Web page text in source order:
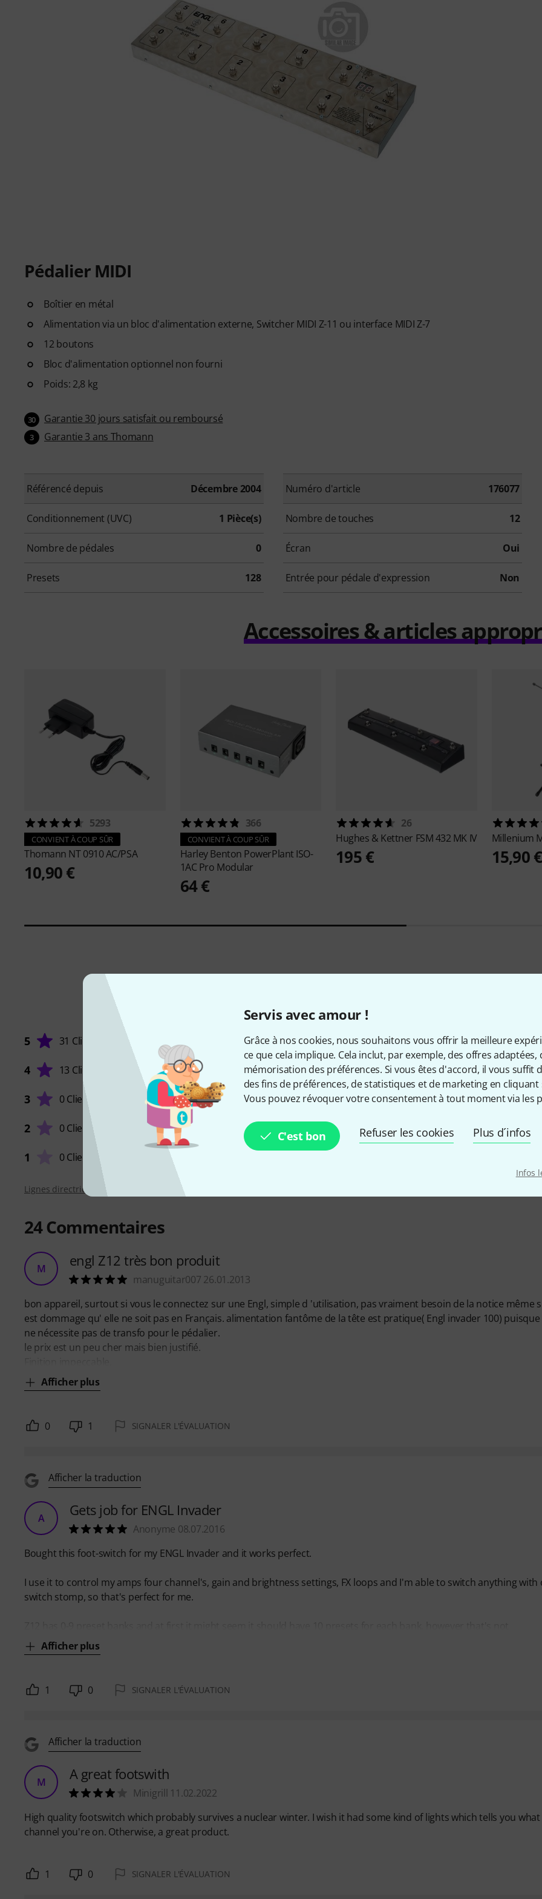
Servis avec amour !
Grâce à nos cookies, nous souhaitons vous offrir la meilleure
ce que cela implique. Cela inclut, par exemple, des offres
mémorisation des préférences. Si vous êtes d'accord, il vous suffit
des fins de préférences, de statistiques et de marketing en
Vous pouvez révoquer votre consentement à tout moment via les
C'est bon Refuser les cookies Plus d´infos
Infos
Pédalier MIDI
Boîtier en métal
Alimentation via un bloc d'alimentation externe, Switcher MIDI Z-11 ou interface MIDI Z-7
12 boutons
Bloc d'alimentation optionnel non fourni
Poids: 2,8 kg
30 Garantie 30 jours satisfait ou remboursé
3 Garantie 3 ans Thomann
Référencé depuis Décembre 2004 Numéro d'article 176077
Conditionnement (UVC) 1 Pièce(s) Nombre de touches 12
Nombre de pédales 0 Écran Oui
Presets 128 Entrée pour pédale d'expression Non
Accessoires & articles
5293
CONVIENT À COUP SÛR
Thomann NT 0910 AC/PSA
10,90 €
366
CONVIENT À COUP SÛR
Harley Benton PowerPlant ISO-
1AC Pro Modular
64 €
26
Hughes & Kettner FSM 432 MK IV
195 €
Millenium
15,90 €
5 31 Clients
4 13 Clients
3 0 Clients
2 0 Clients
1 0 Clients
4.7/ 5
UTILISATION
QUALITÉ DE FABRICATION
Lignes directrices d'évaluation
24Commentaires
M engl Z12 très bon produit
manuguitar007 26.01.2013
bon appareil, surtout si vous le connectez sur une Engl, simple d 'utilisation, pas vraiment besoin de la notice même
est dommage qu' elle ne soit pas en Français. alimentation fantôme de la tête est pratique( Engl invader 100) puisque
ne nécessite pas de transfo pour le pédalier.
le prix est un peu cher mais bien justifié.
Afficher plus
0 1 SIGNALER L'ÉVALUATION
Afficher la traduction
A Gets job for ENGL Invader
Anonyme 08.07.2016
Bought this foot-switch for my ENGL Invader and it works perfect.
I use it to control my amps four channel's, gain and brightness settings, FX loops and I'm able to switch anything with
switch stomp, so that's perfect for me.
Afficher plus
1 0 SIGNALER L'ÉVALUATION
Afficher la traduction
M A great footswith
Minigrill 11.02.2022
High quality footswitch which probably survives a nuclear winter. I wish it had some kind of lights which tells you what
channel you're on. Otherwise, a great product.
1 0 SIGNALER L'ÉVALUATION